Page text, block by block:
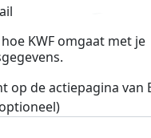
hoe KWF omgaat met je
op de actiepagina van